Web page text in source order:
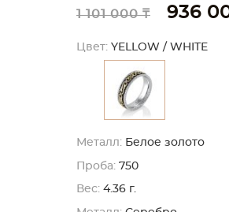
1 101 000 ₸ 936
Цвет: YELLOW / WHITE
Металл: Белое золото
Проба: 750
Вес: 4.36 г.